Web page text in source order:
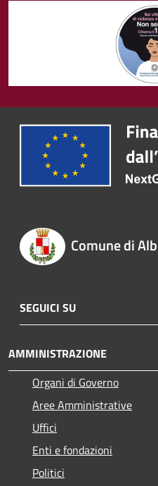
Comune di
SEGUICI SU
AMMINISTRAZIONE
Organi di Governo
Aree Amministrative
Uffici
Enti e fondazioni
Politici